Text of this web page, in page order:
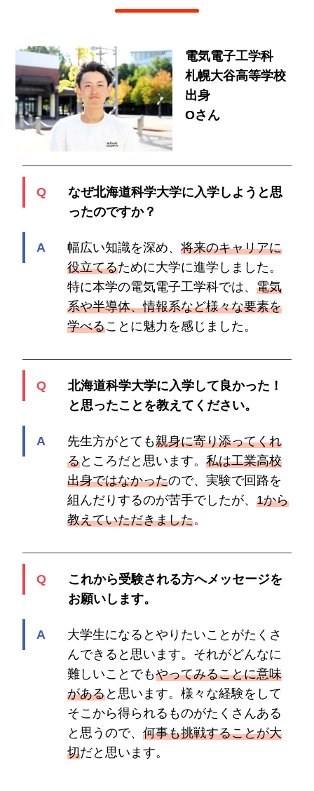
電気電子工学科
札幌大谷高等学校
出身
Oさん
なぜ北海道科学大学に入学しようと思
ったのですか？
幅広い知識を深め、将来のキャリアに
役立てるために大学に進学しました。
特に本学の電気電子工学科では、電気
系や半導体、情報系など様々な要素を
学べることに魅力を感じました。
北海道科学大学に入学して良かった！
と思ったことを教えてください。
先生方がとても親身に寄り添ってくれ
るところだと思います。私は工業高校
出身ではなかったので、実験で回路を
組んだりするのが苦手でしたが、1から
教えていただきました。
これから受験される方へメッセージを
お願いします。
大学生になるとやりたいことがたくさ
んできると思います。それがどんなに
難しいことでもやってみることに意味
があると思います。様々な経験をして
そこから得られるものがたくさんある
と思うので、何事も挑戦することが大
切だと思います。